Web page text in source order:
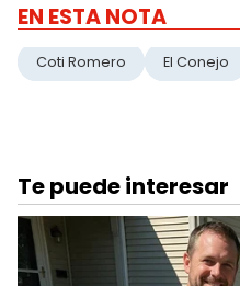
EN ESTA NOTA
Coti Romero El Conejo